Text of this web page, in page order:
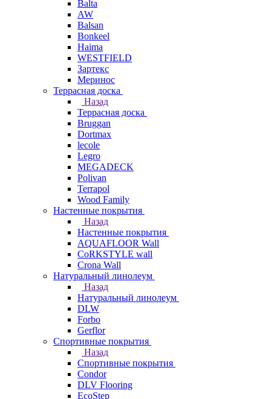
Balta
AW
Balsan
Bonkeel
Haima
WESTFIELD
Зартекс
Меринос
Террасная доска
Назад
Террасная доска
Bruggan
Dortmax
lecole
Legro
MEGADECK
Polivan
Terrapol
Wood Family
Настенные покрытия
Назад
Настенные покрытия
AQUAFLOOR Wall
CoRKSTYLE wall
Crona Wall
Натуральный линолеум
Назад
Натуральный линолеум
DLW
Forbo
Gerflor
Спортивные покрытия
Назад
Спортивные покрытия
Condor
DLV Flooring
EcoStep